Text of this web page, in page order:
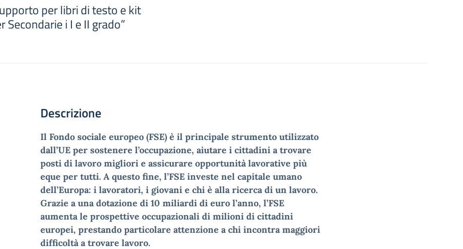
per libri di testo e kit
Secondarie i I e II grado”
Descrizione
Il Fondo sociale europeo (FSE) è il principale strumento utilizzato
dall’UE per sostenere l’occupazione, aiutare i cittadini a trovare
posti di lavoro migliori e assicurare opportunità lavorative più
eque per tutti. A questo fine, l’FSE investe nel capitale umano
dell’Europa: i lavoratori, i giovani e chi è alla ricerca di un lavoro.
Grazie a una dotazione di 10 miliardi di euro l’anno, l’FSE
aumenta le prospettive occupazionali di milioni di cittadini
europei, prestando particolare attenzione a chi incontra maggiori
difficoltà a trovare lavoro.